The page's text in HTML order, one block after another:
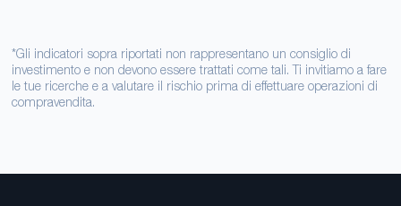
*Gli indicatori sopra riportati non rappresentano un consiglio di
investimento e non devono essere trattati come tali. Ti invitiamo a fare
le tue ricerche e a valutare il rischio prima di effettuare operazioni di
compravendita.